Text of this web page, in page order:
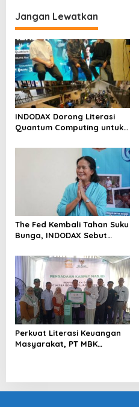
Metro Bekasi Kota
Jangan Lewatkan
INDODAX Dorong Literasi
Quantum Computing untuk
Blockchain
The Fed Kembali Tahan Suku
Bunga, INDODAX Sebut
Sentimen Pasar
Perkuat Literasi Keuangan
Masyarakat, PT MBK